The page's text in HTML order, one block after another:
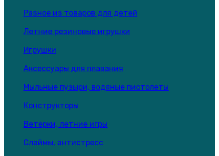
Разное из товаров для детей
Летние резиновые игрушки
Игрушки
Аксессуары для плавания
Мыльные пузыри, водяные пистолеты
Конструкторы
Ветерки, летние игры
Слаймы, антистресс